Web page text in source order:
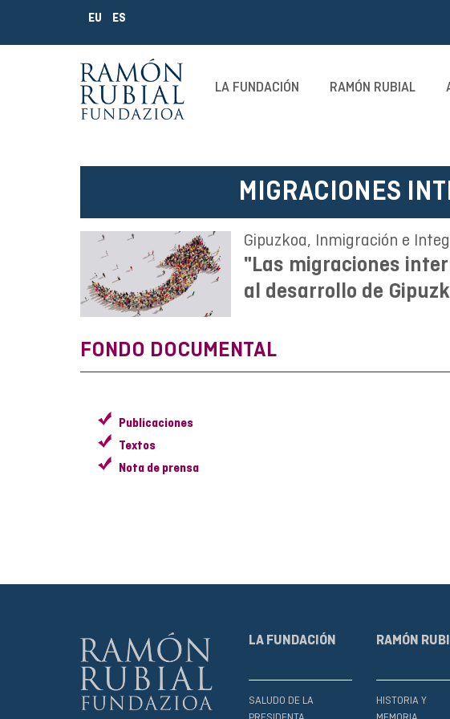
EU ES
LA FUNDACIÓN RAMÓN RUBIAL
MIGRACIONES
Gipuzkoa, Inmigración e
"Las migraciones
al desarrollo de
FONDO DOCUMENTAL
Publicaciones
Textos
Nota de prensa
LA FUNDACIÓN
SALUDO DE LA
RAMÓN
HISTORIA Y